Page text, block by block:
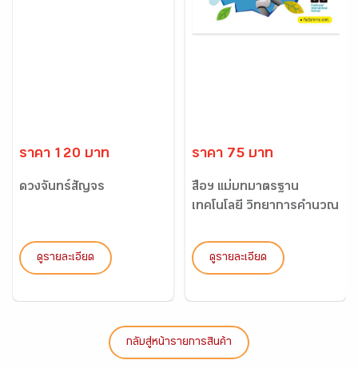
ราคา 120 บาท
ดวงจันทร์สัญจร
ดูรายละเอียด
ราคา 75 บาท
สื่อฯ แม่บทมาตรฐาน
เทคโนโลยี วิทยาการคำนวณ
ดูรายละเอียด
กลับสู่หน้ารายการสินค้า